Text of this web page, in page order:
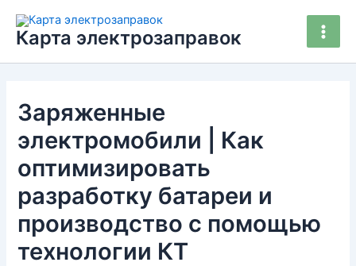
содержимому
Карта электрозаправок
Main
Заряженные
электромобили | Как
оптимизировать
разработку батареи и
производство с помощью
технологии КТ